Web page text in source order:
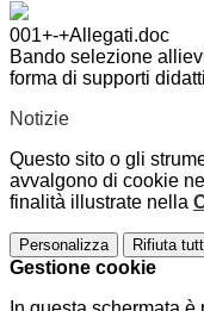
001+-+Allegati.doc
Bando selezione
forma di supporti
Notizie
Questo sito o gli
avvalgono di cookie
finalità illustrate nella
Personalizza Rifiuta
Gestione cookie